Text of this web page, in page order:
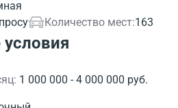
Количество мест:163
1 000 000 - 4 000 000 руб.